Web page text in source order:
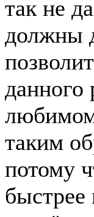
так не
должны
данного
таким
потому
быстрее